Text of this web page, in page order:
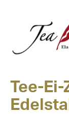
Tee-Ei-